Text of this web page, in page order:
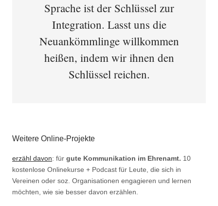
Sprache ist der Schlüssel zur
Integration. Lasst uns die
Neuankömmlinge willkommen
heißen, indem wir ihnen den
Schlüssel reichen.
Weitere Online-Projekte
erzähl davon: für gute Kommunikation im Ehrenamt. 10
kostenlose Onlinekurse + Podcast für Leute, die sich in
Vereinen oder soz. Organisationen engagieren und lernen
möchten, wie sie besser davon erzählen.